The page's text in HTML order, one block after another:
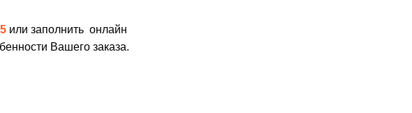
или заполнить онлайн
Вашего заказа.